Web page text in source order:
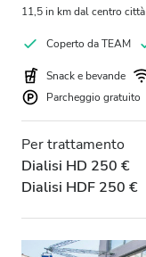
11,5 in km dal centro città
Coperto da TEAM
Snack e bevande
Parcheggio gratuito
Per trattamento
Dialisi HD 250 €
Dialisi HDF 250 €